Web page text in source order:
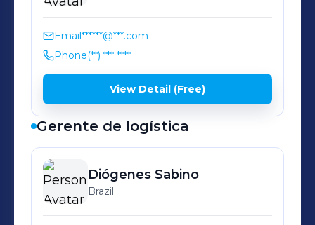
Email******@***.com
Phone(**) *** ****
View Detail (Free)
Gerente de logística
Diógenes Sabino
Brazil